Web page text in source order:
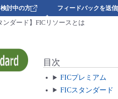
討中の方 フィードバックを送信
ンダード】FICリソースとは
目次
FICプレミアム
FICスタンダード